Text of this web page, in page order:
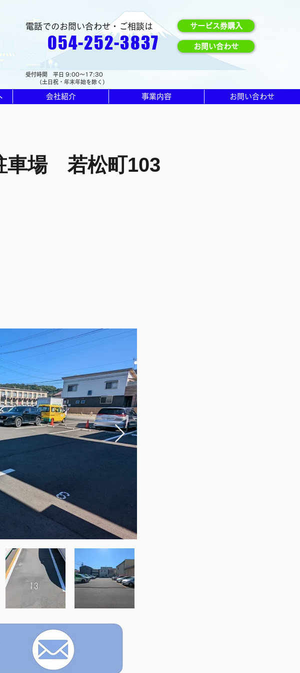
電話でのお問い合わせ・ご相談は
054-252-3837
サービス券購入
お問い合わせ
受付時間 平日 9:00～17:30
（土日祝・年末年始を除く）
会社紹介 事業内容 お問い合わせ
車場 若松町103